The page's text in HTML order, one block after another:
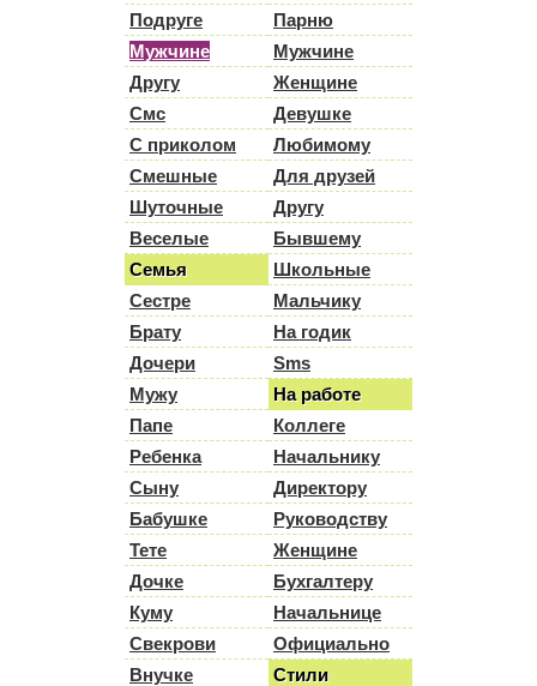
Подруге
Мужчине
Другу
Смс
С приколом
Смешные
Шуточные
Веселые
Семья
Сестре
Брату
Дочери
Мужу
Папе
Ребенка
Сыну
Бабушке
Тете
Дочке
Куму
Свекрови
Внучке
Парню
Мужчине
Женщине
Девушке
Любимому
Для друзей
Другу
Бывшему
Школьные
Мальчику
На годик
Sms
На работе
Коллеге
Начальнику
Директору
Руководству
Женщине
Бухгалтеру
Начальнице
Официально
Стили